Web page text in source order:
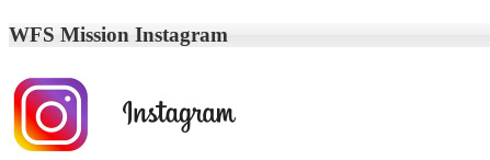
WFS Mission Instagram